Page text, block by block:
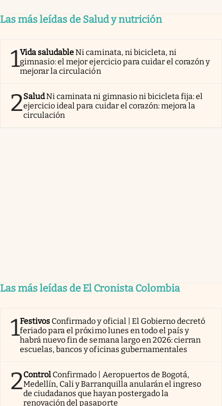
Las más leídas de Salud y nutrición
1Vida saludableNi caminata, ni bicicleta, ni
gimnasio: el mejor ejercicio para cuidar el corazón y
mejorar la circulación
2SaludNi caminata ni gimnasio ni bicicleta fija: el
ejercicio ideal para cuidar el corazón: mejora la
circulación
Las más leídas de El Cronista Colombia
1Festivos Confirmado y oficial | El Gobierno decretó
feriado para el próximo lunes en todo el país y
habrá nuevo fin de semana largo en 2026: cierran
escuelas, bancos y oficinas gubernamentales
2Control Confirmado | Aeropuertos de Bogotá,
Medellín, Cali y Barranquilla anularán el ingreso
de ciudadanos que hayan postergado la
renovación del pasaporte